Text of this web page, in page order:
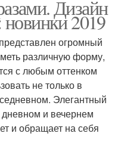
Дизайн
новинки 2019
огромный
различную форму,
с любым оттенком
не только в
Элегантный
и вечернем
и обращает на себя